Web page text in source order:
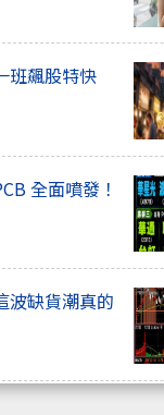
班飆股特快
全面噴發！
波缺貨潮真的